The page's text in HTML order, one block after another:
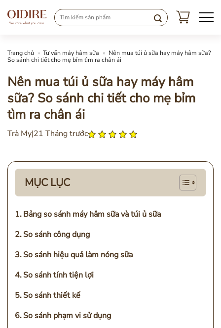
đến
Trang chủ » Tư vấn máy hâm sữa » Nên mua túi ủ sữa hay máy hâm sữa?
So sánh chi tiết cho mẹ bỉm tìm ra chân ái
Nên mua túi ủ sữa hay máy hâm
sữa? So sánh chi tiết cho mẹ bỉm
tìm ra chân ái
Trà My|21 Tháng trước
MỤC LỤC
Bảng so sánh máy hâm sữa và túi ủ sữa
So sánh công dụng
So sánh hiệu quả làm nóng sữa
So sánh tính tiện lợi
So sánh thiết kế
So sánh phạm vi sử dụng